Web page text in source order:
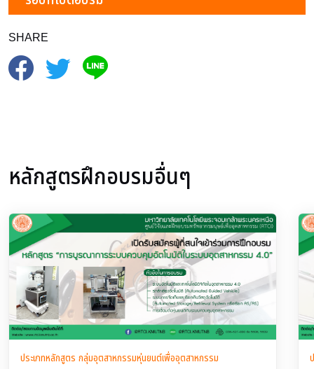
SHARE
หลักสูตรฝึกอบรมอื่นๆ
ประเภทหลักสูตร กลุ่มอุตสาหกรรมหุ่นยนต์เพื่ออุตสาหกรรม